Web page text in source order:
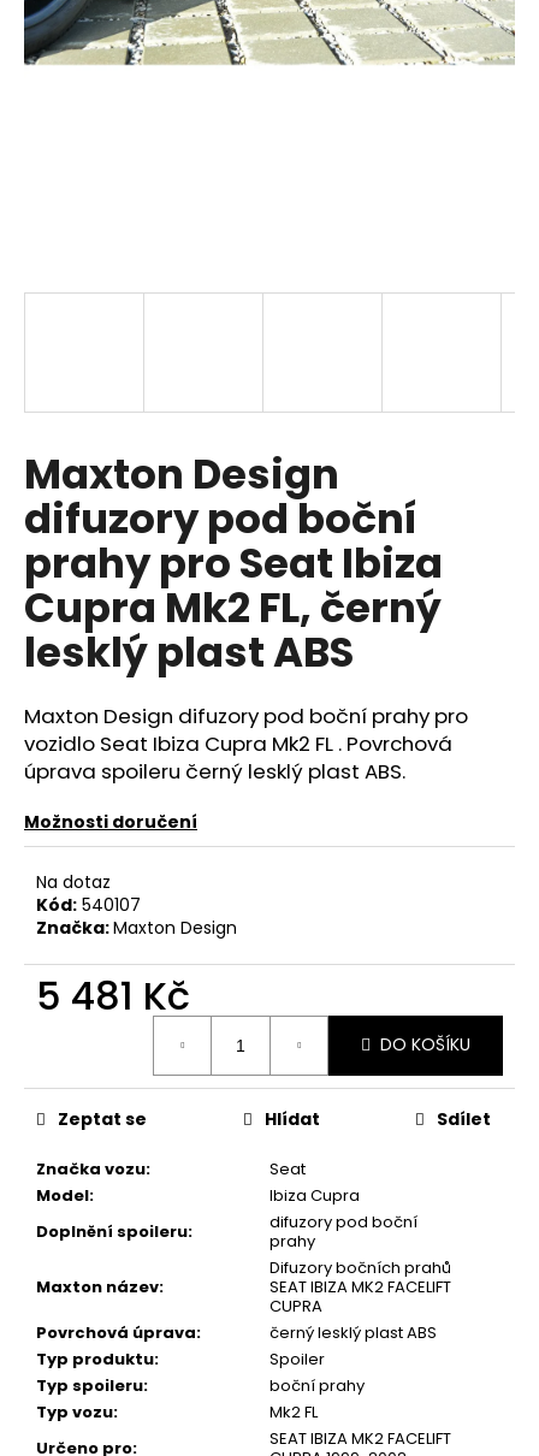
Maxton Design
difuzory pod boční
prahy pro Seat Ibiza
Cupra Mk2 FL, černý
lesklý plast ABS
Maxton Design difuzory pod boční prahy pro
vozidlo Seat Ibiza Cupra Mk2 FL . Povrchová
úprava spoileru černý lesklý plast ABS.
Možnosti doručení
Na dotaz
Kód: 540107
Značka:Maxton Design
5 481 Kč
DO KOŠÍKU
Značka vozu:
Seat
Model:
Ibiza Cupra
Doplnění spoileru:
difuzory pod boční
prahy
Maxton název:
Difuzory bočních prahů
SEAT IBIZA MK2 FACELIFT
CUPRA
Povrchová úprava:
černý lesklý plast ABS
Typ produktu:
Spoiler
Typ spoileru:
boční prahy
Typ vozu:
Mk2 FL
Určeno pro:
SEAT IBIZA MK2 FACELIFT
Zeptat se Hlídat Sdílet
a
j
o
o
r
u
č
u
j
e
m
e
NGK
ČERVENÝ
ZAPALOVACÍ
2.0TFSI
2.0TSI
EA888.1/2
2.5TFSI
849
Kč